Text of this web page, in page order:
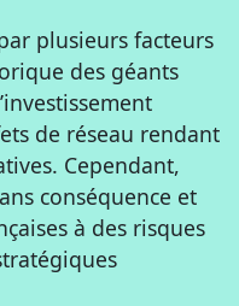
plusieurs facteurs
des géants
de réseau rendant
Cependant,
conséquence et
à des risques